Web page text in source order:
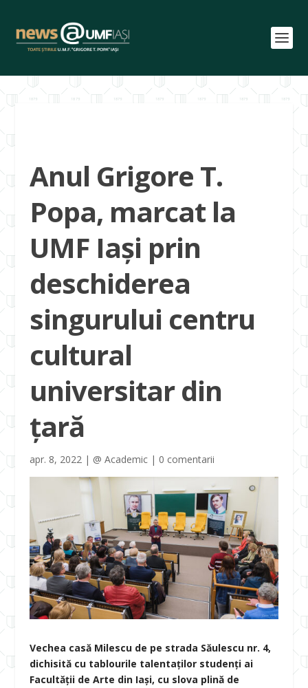
Anul Grigore T.
Popa, marcat la
UMF Iași prin
deschiderea
singurului centru
cultural
universitar din
țară
apr. 8, 2022| @ Academic| 0 comentarii
Vechea casă Milescu de pe strada Săulescu nr. 4,
dichisită cu tablourile talentaților studenți ai
Facultății de Arte din Iași, cu slova plină de